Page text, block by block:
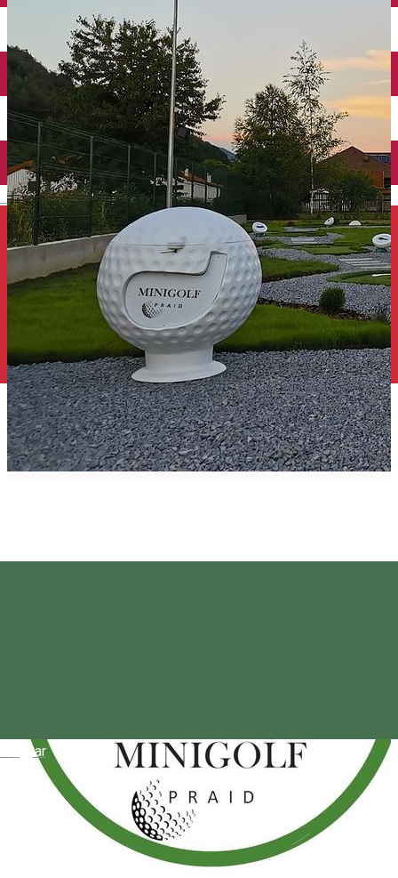
English
Magyar
Închirieri auto
Închirieri de biciclete